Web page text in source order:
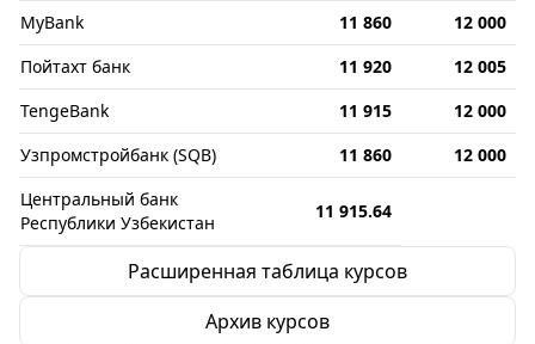
MyBank
11 860
12 000
Пойтахт банк
11 920
12 005
TengeBank
11 915
12 000
Узпромстройбанк (SQB)
11 860
12 000
Центральный банк
Республики Узбекистан
11 915.64
Расширенная таблица курсов
Архив курсов